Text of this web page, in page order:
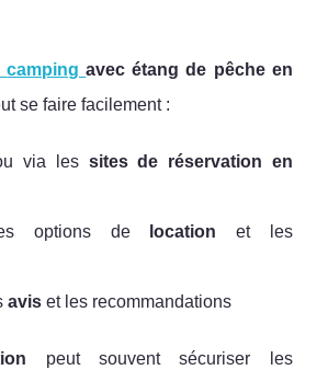
campingavec étang de pêche en
se faire facilement :
via les sites de réservation en
options de
location et les
avis et les recommandations
peut souvent sécuriser les